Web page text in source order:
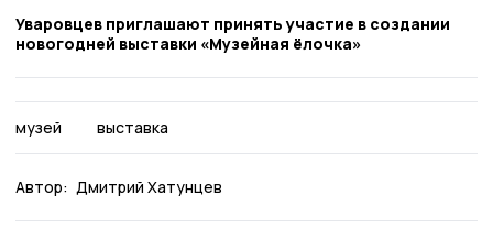
Уваровцев приглашают принять участие в создании
новогодней выставки «Музейная ёлочка»
музей выставка
Автор: Дмитрий Хатунцев